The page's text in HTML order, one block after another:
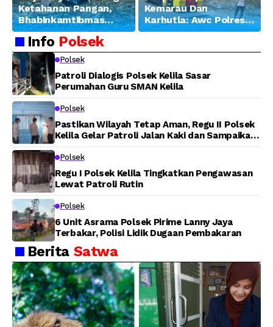
Ketahanan Pangan,
Bhabinkamtibmas
Banjar Ausoy Turun
Langsung Bantu
Warga Panen Jagung
Kemarau Dan
Karhutla: Awc Polres
Teluk Bintuni
Lahan di Jalan Poros
Info Polsek
Polsek
Patroli Dialogis Polsek Kelila Sasar
Perumahan Guru SMAN Kelila
Polsek
Pastikan Wilayah Tetap Aman, Regu II Polsek
Kelila Gelar Patroli Jalan Kaki dan Sampaikan
Polsek
Regu I Polsek Kelila Tingkatkan Pengawasan
Lewat Patroli Rutin
Polsek
6 Unit Asrama Polsek Pirime Lanny Jaya
Terbakar, Polisi Lidik Dugaan Pembakaran
Berita Satwa